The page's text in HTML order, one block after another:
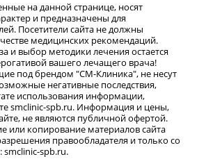
на данной странице, носят
и предназначены для
Посетители сайта не должны
медицинских рекомендаций.
и выбор методики лечения остается
вашего лечащего врача!
под брендом "СМ-Клиника", не несут
негативные последствия,
использования информации,
smclinic-spb.ru. Информация и цены,
не являются публичной офертой.
или копирование материалов сайта
правообладателя и только со
smclinic-spb.ru.